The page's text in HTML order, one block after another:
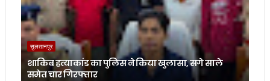
सुलतानपुर
शाकिब हत्याकांड का पुलिस ने किया खुलासा, सगे साले
समेत चार गिरफ्तार